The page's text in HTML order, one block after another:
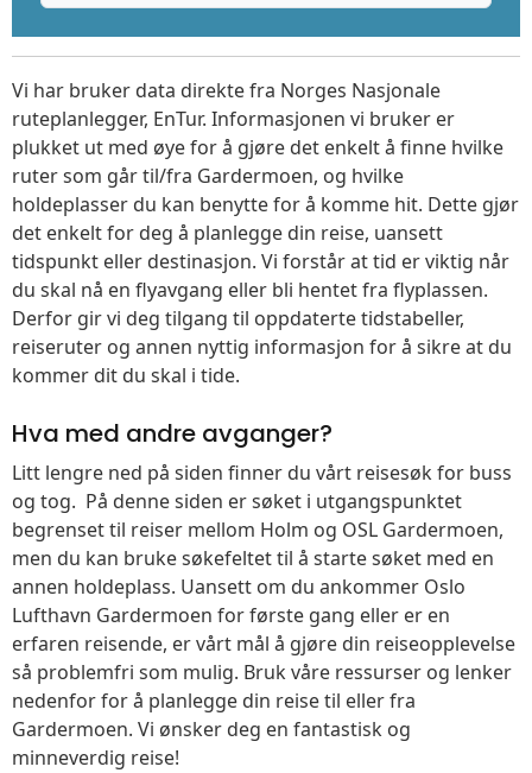
Vi har bruker data direkte fra Norges Nasjonale
ruteplanlegger, EnTur. Informasjonen vi bruker er
plukket ut med øye for å gjøre det enkelt å finne hvilke
ruter som går til/fra Gardermoen, og hvilke
holdeplasser du kan benytte for å komme hit. Dette gjør
det enkelt for deg å planlegge din reise, uansett
tidspunkt eller destinasjon. Vi forstår at tid er viktig når
du skal nå en flyavgang eller bli hentet fra flyplassen.
Derfor gir vi deg tilgang til oppdaterte tidstabeller,
reiseruter og annen nyttig informasjon for å sikre at du
kommer dit du skal i tide.
Hva med andre avganger?
Litt lengre ned på siden finner du vårt reisesøk for buss
og tog. På denne siden er søket i utgangspunktet
begrenset til reiser mellom Holm og OSL Gardermoen,
men du kan bruke søkefeltet til å starte søket med en
annen holdeplass. Uansett om du ankommer Oslo
Lufthavn Gardermoen for første gang eller er en
erfaren reisende, er vårt mål å gjøre din reiseopplevelse
så problemfri som mulig. Bruk våre ressurser og lenker
nedenfor for å planlegge din reise til eller fra
Gardermoen. Vi ønsker deg en fantastisk og
minneverdig reise!